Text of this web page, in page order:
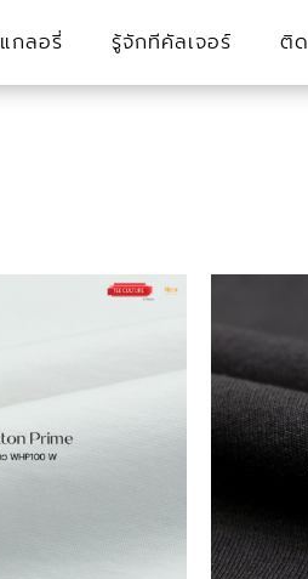
แกลอรี่ รู้จักทีคัลเจอร์ ติ